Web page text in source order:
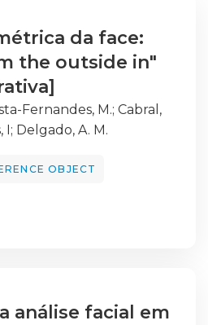
da face:
the outside in"
Fernandes, M.; Cabral,
I; Delgado, A. M.
OBJECT
análise facial em